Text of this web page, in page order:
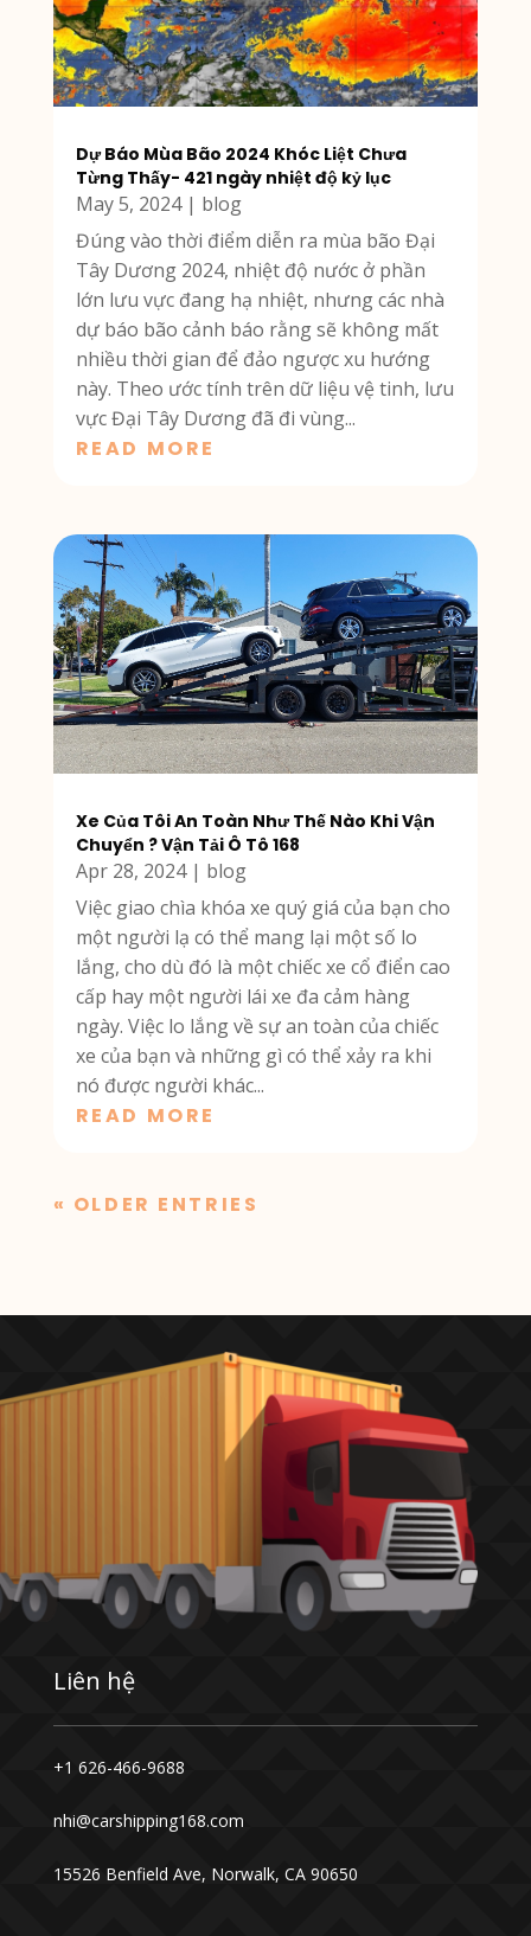
Dự Báo Mùa Bão 2024 Khóc Liệt Chưa
Từng Thấy- 421 ngày nhiệt độ kỷ lục
May 5, 2024| blog
Đúng vào thời điểm diễn ra mùa bão Đại
Tây Dương 2024, nhiệt độ nước ở phần
lớn lưu vực đang hạ nhiệt, nhưng các nhà
dự báo bão cảnh báo rằng sẽ không mất
nhiều thời gian để đảo ngược xu hướng
này. Theo ước tính trên dữ liệu vệ tinh, lưu
vực Đại Tây Dương đã đi vùng...
READ MORE
Xe Của Tôi An Toàn Như Thế Nào Khi Vận
Chuyển ? Vận Tải Ô Tô 168
Apr 28, 2024| blog
Việc giao chìa khóa xe quý giá của bạn cho
một người lạ có thể mang lại một số lo
lắng, cho dù đó là một chiếc xe cổ điển cao
cấp hay một người lái xe đa cảm hàng
ngày. Việc lo lắng về sự an toàn của chiếc
xe của bạn và những gì có thể xảy ra khi
nó được người khác...
READ MORE
« OLDER ENTRIES
Liên hệ
+1 626-466-9688
nhi@carshipping168.com
15526 Benfield Ave, Norwalk, CA 90650